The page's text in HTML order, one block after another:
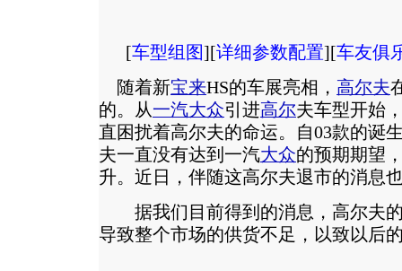
[车型组图][详细参数配置][车友俱
随着新宝来HS的车展亮相， 高尔夫
的。从一汽大众引进高尔夫车型开始
直困扰着高尔夫的命运。自03款的诞
夫一直没有达到一汽大众的预期期望
升。近日，伴随这高尔夫退市的消息
据我们目前得到的消息，高尔夫
导致整个市场的供货不足，以致以后